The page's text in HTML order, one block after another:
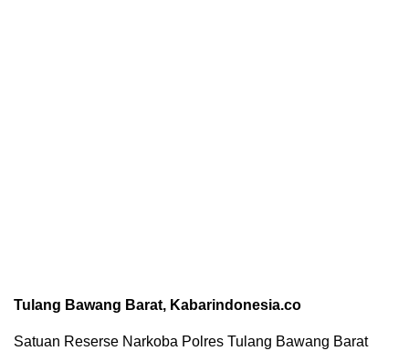
Tulang Bawang Barat, Kabarindonesia.co
Satuan Reserse Narkoba Polres Tulang Bawang Barat